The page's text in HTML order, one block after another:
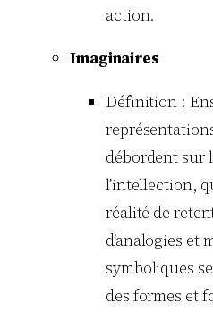
action.
Imaginaires
Définition :
débordent sur
l’intellection,
réalité de
d’analogies et
symboliques
des formes et